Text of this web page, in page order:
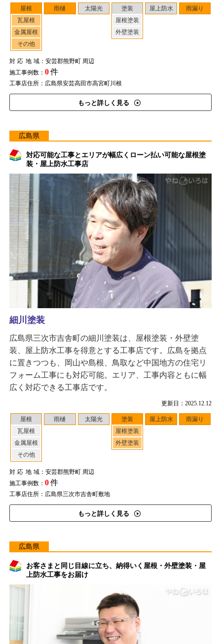
屋根
瓦屋根
金属屋根
その他
雨樋 太陽光
塗装
屋根塗装
外壁塗装
屋上防水 雨漏り
対応地域：安芸郡熊野町 周辺
施工事例数： 0件
工事店住所：広島県安芸高田市高宮町川根
もっと詳しく見る
広島県
対応可能な工事とエリアが幅広くローン払い可能な屋根塗
装・屋上防水工事店
更新日：2025.12.12
屋根
瓦屋根
金属屋根
その他
雨樋 太陽光
塗装
屋根塗装
外壁塗装
屋上防水 雨漏り
対応地域：安芸郡熊野町 周辺
施工事例数： 0件
工事店住所：広島県三次市吉舎町敷地
もっと詳しく見る
細川塗装
広島県三次市吉舎町の細川塗装は、屋根塗装・外壁塗
装、屋上防水工事を得意とする工事店です。広島を拠点
に置きつつも、岡山や島根、鳥取など中国地方の住宅リ
フォーム工事にも対応可能。エリア、工事内容ともに幅
広く対応できる工事店です。
広島県
お客さまと同じ目線に立ち、納得いく屋根・外壁塗装・屋
上防水工事をお届け